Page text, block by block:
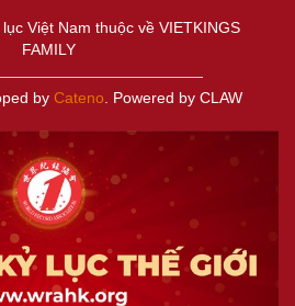
Việt Nam thuộc về VIETKINGS
FAMILY
byCateno. Powered by CLAW